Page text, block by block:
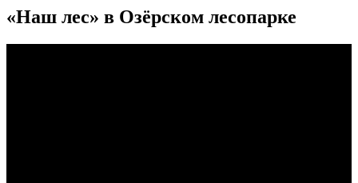
«Наш лес» в Озёрском лесопарке